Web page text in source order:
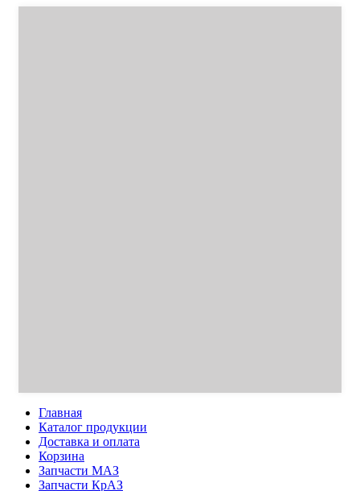
Главная
Каталог продукции
Доставка и оплата
Корзина
Запчасти МАЗ
Запчасти КрАЗ